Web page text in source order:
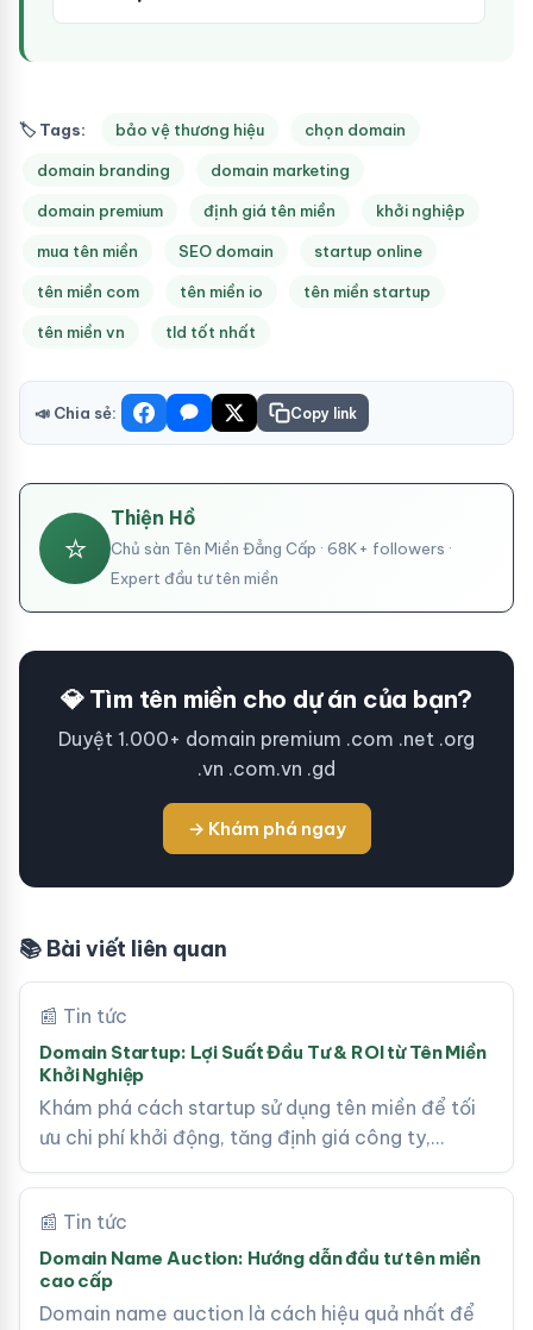
🏷 Tags: bảo vệ thương hiệu chọn domain
domain branding domain marketing
domain premium định giá tên miền khởi nghiệp
mua tên miền SEO domain startup online
tên miền com tên miền io tên miền startup
tên miền vn tld tốt nhất
📣 Chia sẻ: Copy link
⭐
Thiện Hồ
Chủ sàn Tên Miền Đẳng Cấp · 68K+ followers ·
Expert đầu tư tên miền
💎 Tìm tên miền cho dự án của bạn?
Duyệt 1.000+ domain premium .com .net .org
.vn .com.vn .gd
→ Khám phá ngay
📚 Bài viết liên quan
📰 Tin tức
Domain Startup: Lợi Suất Đầu Tư & ROI từ Tên Miền
Khởi Nghiệp
Khám phá cách startup sử dụng tên miền để tối
ưu chi phí khởi động, tăng định giá công ty,…
📰 Tin tức
Domain Name Auction: Hướng dẫn đầu tư tên miền
cao cấp
Domain name auction là cách hiệu quả nhất để